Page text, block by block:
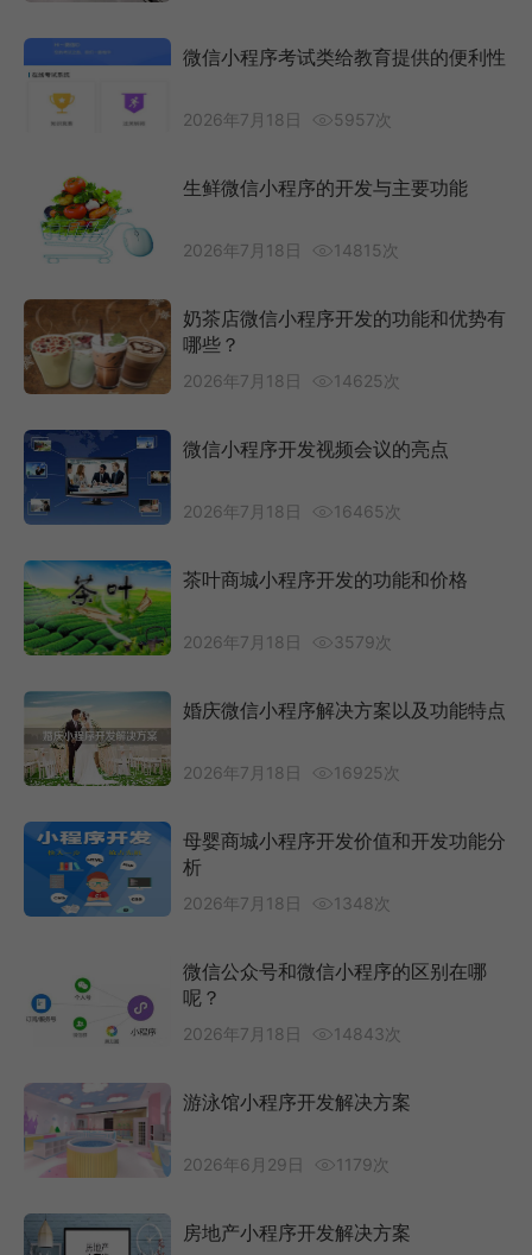
微信小程序考试类给教育提供的便利性
2026年7月18日 5957次
生鲜微信小程序的开发与主要功能
2026年7月18日 14815次
奶茶店微信小程序开发的功能和优势有
哪些？
2026年7月18日 14625次
微信小程序开发视频会议的亮点
2026年7月18日 16465次
茶叶商城小程序开发的功能和价格
2026年7月18日 3579次
婚庆微信小程序解决方案以及功能特点
2026年7月18日 16925次
母婴商城小程序开发价值和开发功能分
析
2026年7月18日 1348次
微信公众号和微信小程序的区别在哪
呢？
2026年7月18日 14843次
游泳馆小程序开发解决方案
2026年6月29日 1179次
房地产小程序开发解决方案